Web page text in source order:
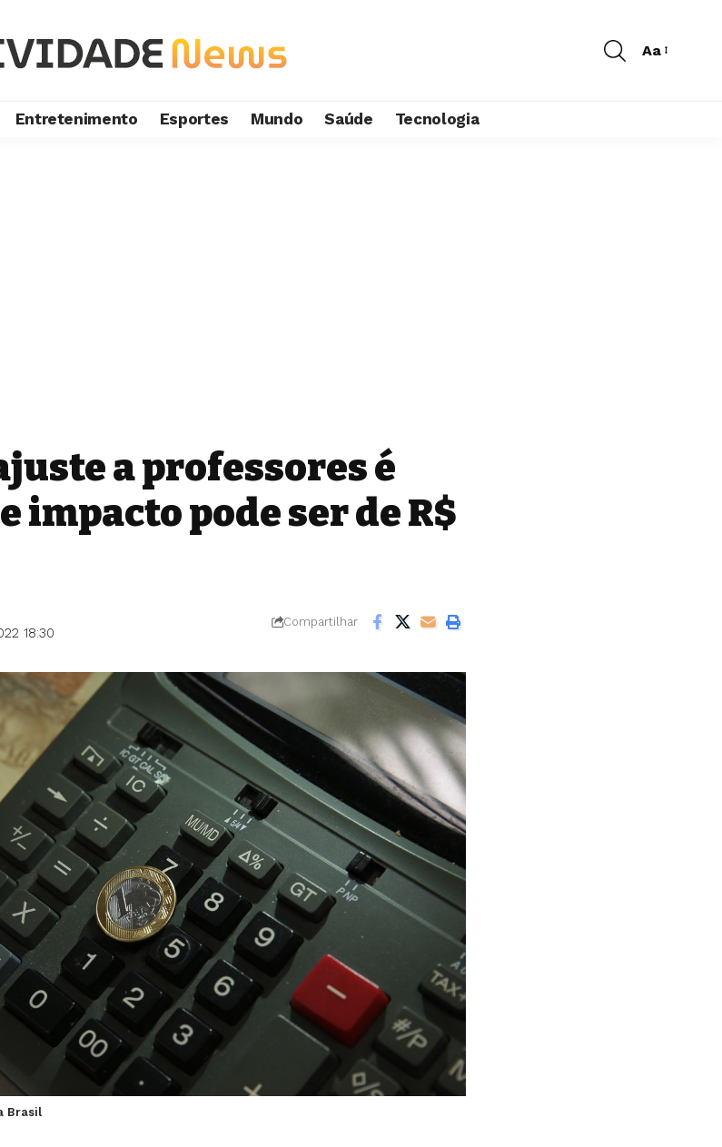
Aa
Entretenimento Esportes Mundo Saúde Tecnologia
a professores é
impacto pode ser de R$
18:30
Compartilhar
Brasil